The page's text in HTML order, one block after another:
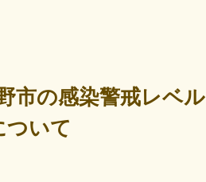
市の感染警戒レベル
ついて